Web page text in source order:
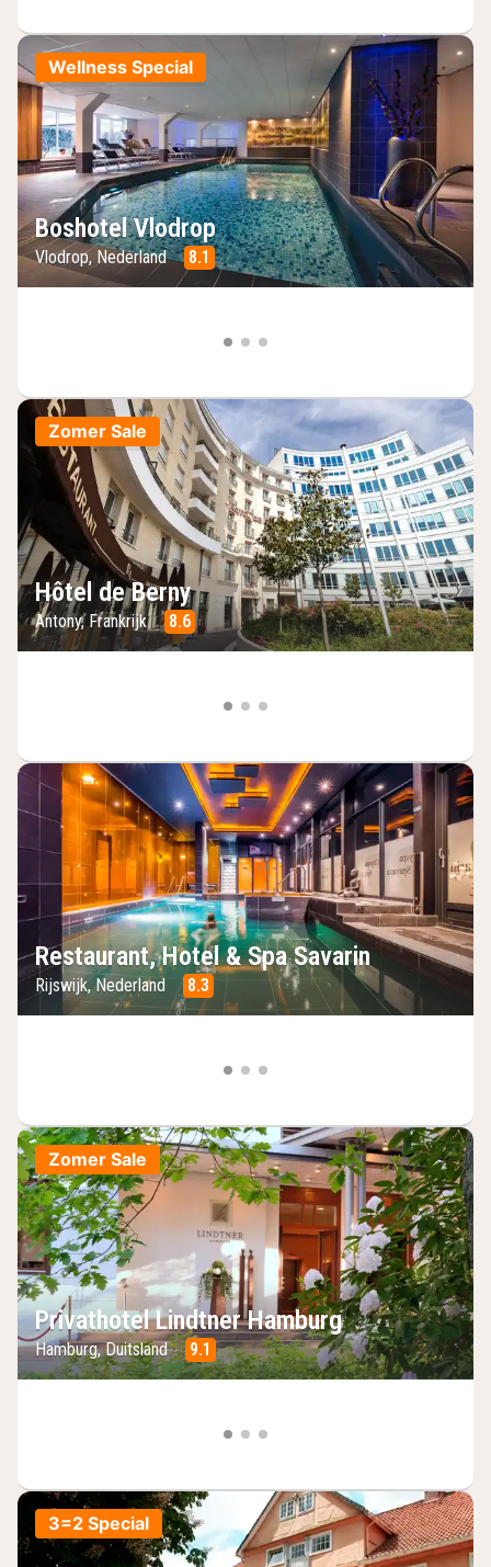
Wellness Special
Boshotel Vlodrop
Vlodrop, Nederland 8.1
Zomer Sale
Hôtel de Berny
Antony, Frankrijk 8.6
Restaurant, Hotel & Spa Savarin
Rijswijk, Nederland 8.3
Zomer Sale
Privathotel Lindtner Hamburg
Hamburg, Duitsland 9.1
3=2 Special